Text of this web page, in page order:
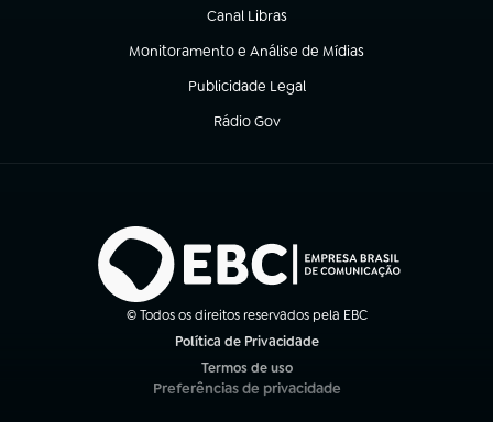
Canal Libras
(abre em nova aba)
Monitoramento e Análise de Mídias
(abre em nova aba)
Publicidade Legal
(abre em nova aba)
Rádio Gov
(abre em nova aba)
© Todos os direitos reservados pela EBC
Política de Privacidade
Termos de uso
(abre em nova aba)
Preferências de privacidade